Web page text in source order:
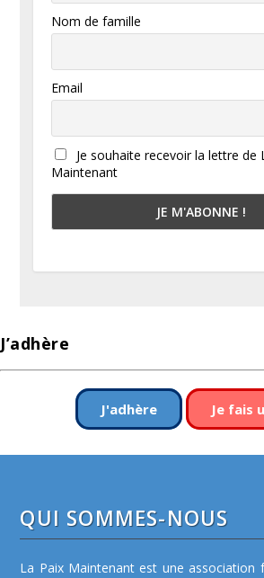
Nom de famille
Email
Je souhaite recevoir la lettre de
Maintenant
J’adhère
J'adhère Je fais
QUI SOMMES-NOUS
La Paix Maintenant est une association